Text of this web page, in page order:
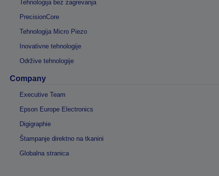
Tehnologija bez zagrevanja
PrecisionCore
Tehnologija Micro Piezo
Inovativne tehnologije
Održive tehnologije
Company
Executive Team
Epson Europe Electronics
Digigraphie
Štampanje direktno na tkanini
Globalna stranica